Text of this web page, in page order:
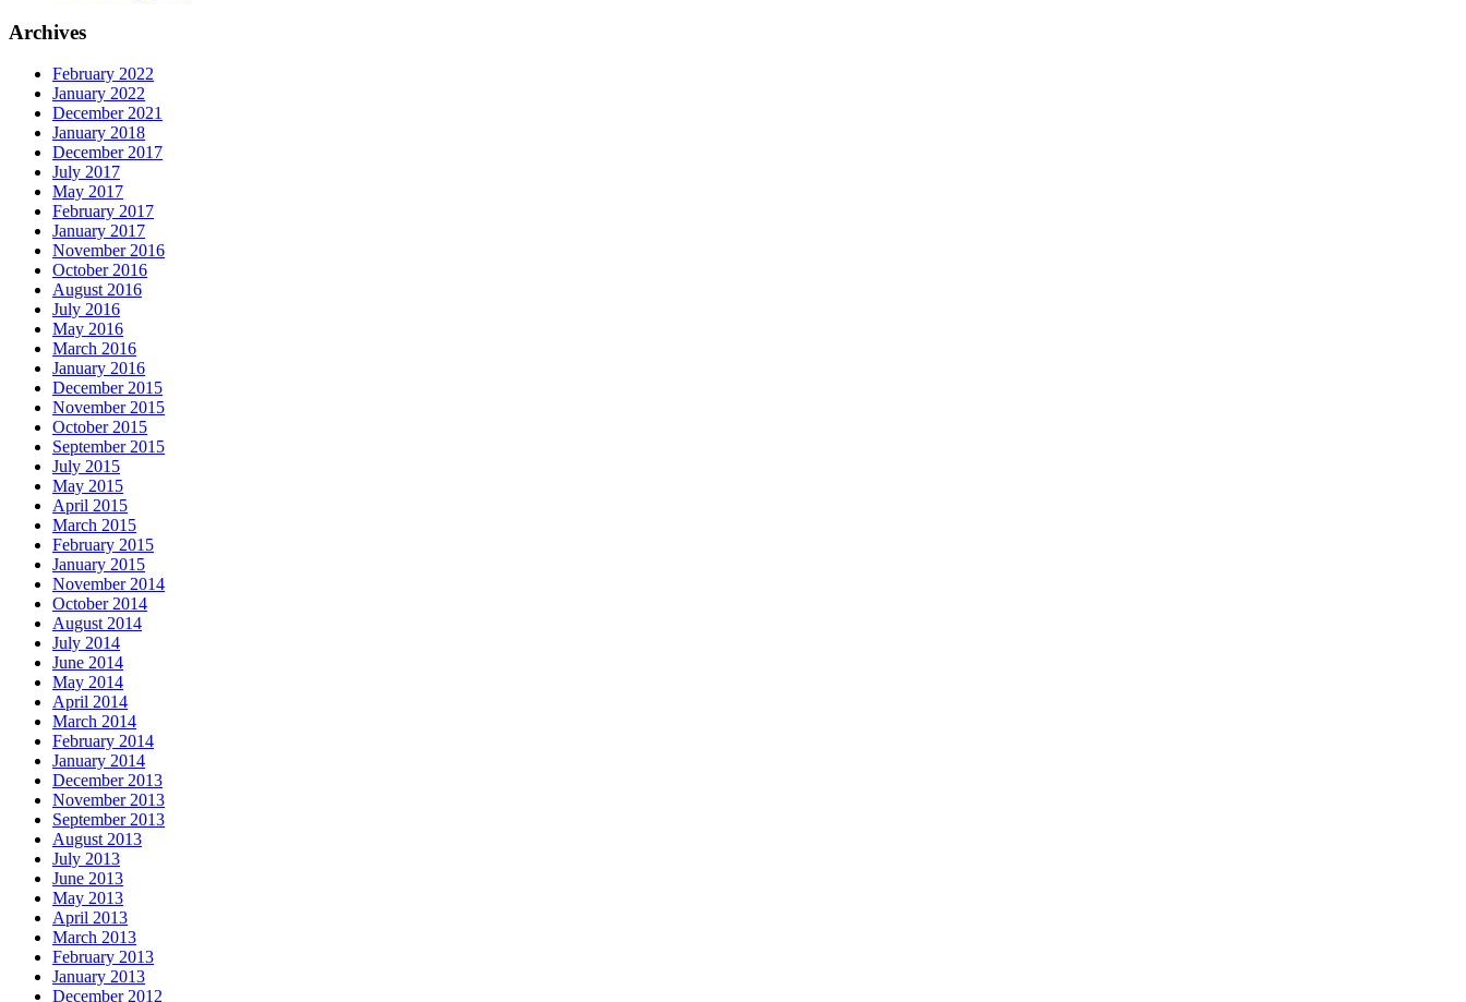
Archives
February 2022
January 2022
December 2021
January 2018
December 2017
July 2017
May 2017
February 2017
January 2017
November 2016
October 2016
August 2016
July 2016
May 2016
March 2016
January 2016
December 2015
November 2015
October 2015
September 2015
July 2015
May 2015
April 2015
March 2015
February 2015
January 2015
November 2014
October 2014
August 2014
July 2014
June 2014
May 2014
April 2014
March 2014
February 2014
January 2014
December 2013
November 2013
September 2013
August 2013
July 2013
June 2013
May 2013
April 2013
March 2013
February 2013
January 2013
December 2012